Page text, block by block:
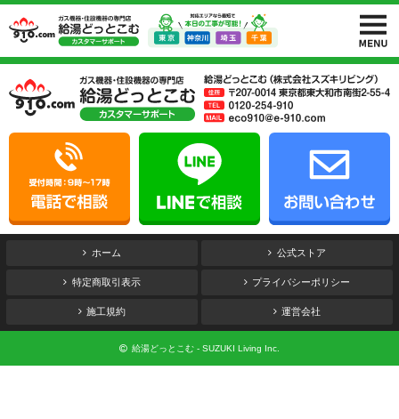
ホーム 公式ストア
特定商取引表示 プライバシーポリシー
施工規約 運営会社
給湯どっとこむ - SUZUKI Living Inc.